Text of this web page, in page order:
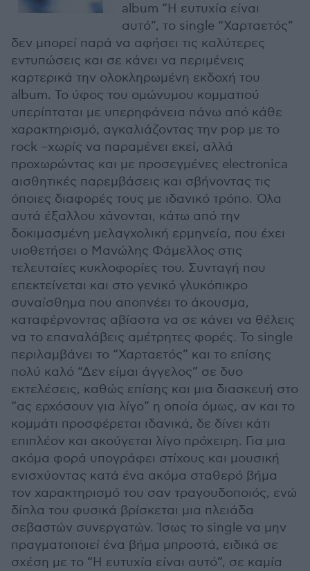
album “Η ευτυχία είναι
αυτό”, το single “Χαρταετός”
δεν μπορεί παρά να αφήσει τις καλύτερες
εντυπώσεις και σε κάνει να περιμένεις
καρτερικά την ολοκληρωμένη εκδοχή του
album. Το ύφος του ομώνυμου κομματιού
υπερίπταται με υπερηφάνεια πάνω από κάθε
χαρακτηρισμό, αγκαλιάζοντας την pop με το
rock –χωρίς να παραμένει εκεί, αλλά
προχωρώντας και με προσεγμένες electronica
αισθητικές παρεμβάσεις και σβήνοντας τις
όποιες διαφορές τους με ιδανικό τρόπο. Όλα
αυτά έξαλλου χάνονται, κάτω από την
δοκιμασμένη μελαγχολική ερμηνεία, που έχει
υιοθετήσει ο Μανώλης Φάμελλος στις
τελευταίες κυκλοφορίες του. Συνταγή που
επεκτείνεται και στο γενικό γλυκόπικρο
συναίσθημα που αποπνέει το άκουσμα,
καταφέρνοντας αβίαστα να σε κάνει να θέλεις
να το επαναλάβεις αμέτρητες φορές. Το single
περιλαμβάνει το “Χαρταετός” και το επίσης
πολύ καλό “Δεν είμαι άγγελος” σε δυο
εκτελέσεις, καθώς επίσης και μια διασκευή στο
“ας ερχόσουν για λίγο” η οποία όμως, αν και το
κομμάτι προσφέρεται ιδανικά, δε δίνει κάτι
επιπλέον και ακούγεται λίγο πρόχειρη. Για μια
ακόμα φορά υπογράφει στίχους και μουσική
ενισχύοντας κατά ένα ακόμα σταθερό βήμα
τον χαρακτηρισμό του σαν τραγουδοποιός, ενώ
δίπλα του φυσικά βρίσκεται μια πλειάδα
σεβαστών συνεργατών. Ίσως το single να μην
πραγματοποιεί ένα βήμα μπροστά, ειδικά σε
σχέση με το “Η ευτυχία είναι αυτό”, σε καμία